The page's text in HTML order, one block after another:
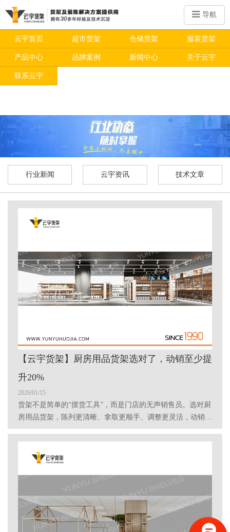
导航
云宇首页 超市货架 仓储货架 服装货架
产品中心 品牌案例 新闻中心 关于云宇
联系云宇
行业新闻 云宇资讯 技术文章
【云宇货架】厨房用品货架选对了，动销至少提
升20%
2026/01/15
货架不是简单的“摆货工具”，而是门店的无声销售员。选对厨
房用品货架，陈列更清晰、拿取更顺手、调整更灵活，动销提
升20%并不夸张。这，也是越来越多超市选择与云宇货架长期
合作的原因。